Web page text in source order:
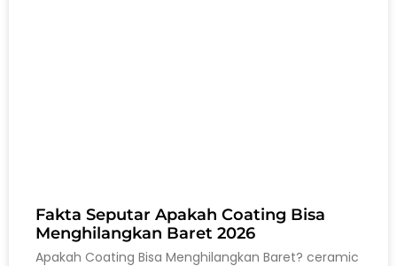
Fakta Seputar Apakah Coating Bisa
Menghilangkan Baret 2026
Apakah Coating Bisa Menghilangkan Baret? ceramic